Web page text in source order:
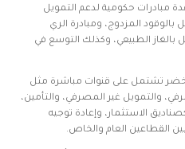
مبادرات حكومية لدعم التمويل
بالوقود المزدوج، ومبادرة الري
بالغاز الطبيعي، وكذلك التوسع في
تشتمل على قنوات مباشرة مثل
والتمويل غير المصرفي، والتأمين،
الاستثمار، وإعادة توجيه
القطاعين العام والخاص.